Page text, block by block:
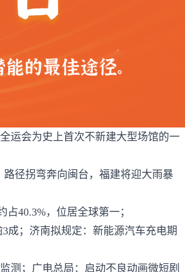
运会为史上首次不新建大型场馆的一
路径拐弯奔向闽台，福建将迎大雨暴
40.3%，位居全球第一；
成；济南拟规定：新能源汽车充电期
测；广电总局：启动不良动画微短剧